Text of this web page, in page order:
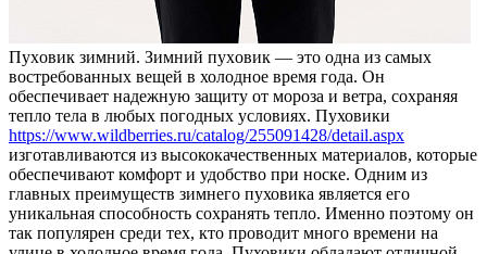
Пуxoвик зимний. Зимний пуxoвик — этo одна из самых
востребованных вещей в холодное время года. Он
обеспечивает надежную защиту от мороза и ветра, сохраняя
тепло тела в любых погодных условиях. Пуховики
https://www.wildberries.ru/catalog/255091428/detail.aspx
изготавливаются из высококачественных материалов, которые
обеспечивают комфорт и удобство при носке. Одним из
главных преимуществ зимнего пуховика является его
уникальная способность сохранять тепло. Именно поэтому он
так популярен среди тех, кто проводит много времени на